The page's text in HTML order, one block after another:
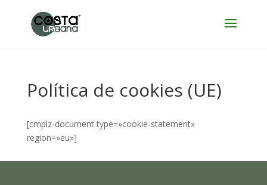
Política de cookies (UE)
[cmplz-document type=»cookie-statement»
region=»eu»]